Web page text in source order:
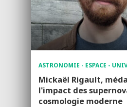
ASTRONOMIE - ESPACE -
Mickaël Rigault,
l'impact des
cosmologie moderne